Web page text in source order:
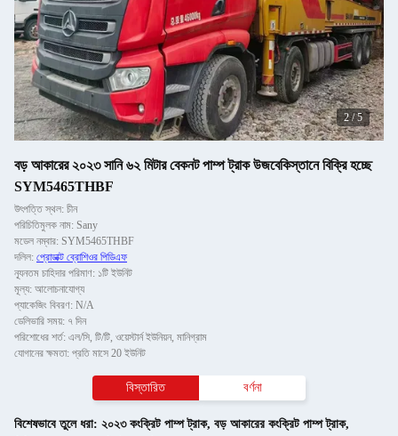
2/5
বড় আকারের ২০২৩ সানি ৬২ মিটার বেকনট পাম্প ট্রাক উজবেকিস্তানে বিক্রি হচ্ছে
SYM5465THBF
উৎপত্তি স্থল: চীন
পরিচিতিমুলক নাম: Sany
মডেল নম্বার: SYM5465THBF
দলিল: প্রোডাক্ট ব্রোশিওর পিডিএফ
ন্যূনতম চাহিদার পরিমাণ: ১টি ইউনিট
মূল্য: আলোচনাযোগ্য
প্যাকেজিং বিবরণ: N/A
ডেলিভারি সময়: ৭ দিন
পরিশোধের শর্ত: এল/সি, টি/টি, ওয়েস্টার্ন ইউনিয়ন, মানিগ্রাম
যোগানের ক্ষমতা: প্রতি মাসে 20 ইউনিট
বিস্তারিত বর্ণনা
বিশেষভাবে তুলে ধরা: ২০২৩ কংক্রিট পাম্প ট্রাক, বড় আকারের কংক্রিট পাম্প ট্রাক,